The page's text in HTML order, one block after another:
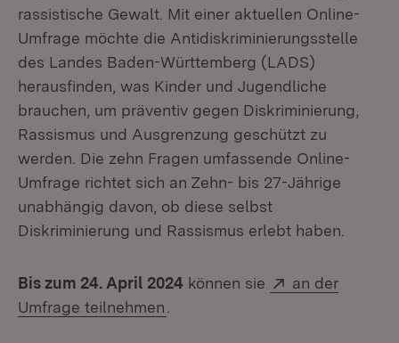
rassistische Gewalt. Mit einer aktuellen Online-
Umfrage möchte die Antidiskriminierungsstelle
des Landes Baden-Württemberg (LADS)
herausfinden, was Kinder und Jugendliche
brauchen, um präventiv gegen Diskriminierung,
Rassismus und Ausgrenzung geschützt zu
werden. Die zehn Fragen umfassende Online-
Umfrage richtet sich an Zehn- bis 27-Jährige
unabhängig davon, ob diese selbst
Diskriminierung und Rassismus erlebt haben.
Bis zum 24. April 2024 können sie Extern:
an der
Umfrage teilnehmen